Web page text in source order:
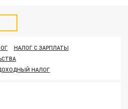
НАЛОГ С ЗАРПЛАТЫ
НАЛОГ